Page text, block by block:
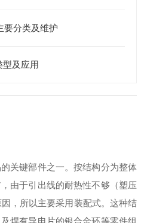
要分类及维护
型及应用
关键部件之一。按结构分为整体
由于引出线的耐热性不够（塑压
，所以主要采用装配式。这种结
焊有导电片的银合金环等零件组